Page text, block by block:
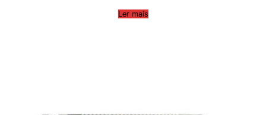
Ler mais